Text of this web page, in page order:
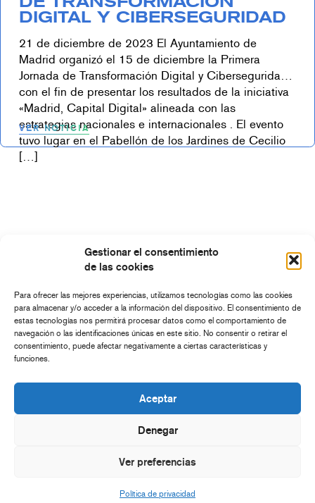
Gestionar el consentimiento
de las cookies
Para ofrecer las mejores experiencias, utilizamos tecnologías como las cookies
para almacenar y/o acceder a la información del dispositivo. El consentimiento de
estas tecnologías nos permitirá procesar datos como el comportamiento de
navegación o las identificaciones únicas en este sitio. No consentir o retirar el
consentimiento, puede afectar negativamente a ciertas características y
funciones.
Aceptar
Denegar
Ver preferencias
Política de privacidad
DIGITAL Y CIBERSEGURIDAD
21 de diciembre de 2023 El Ayuntamiento de
Madrid organizó el 15 de diciembre la Primera
Jornada de Transformación Digital y Ciberseguridad
con el fin de presentar los resultados de la iniciativa
«Madrid, Capital Digital» alineada con las
estrategias nacionales e internacionales . El evento
tuvo lugar en el Pabellón de los Jardines de Cecilio
[…]
VER NOTICIA